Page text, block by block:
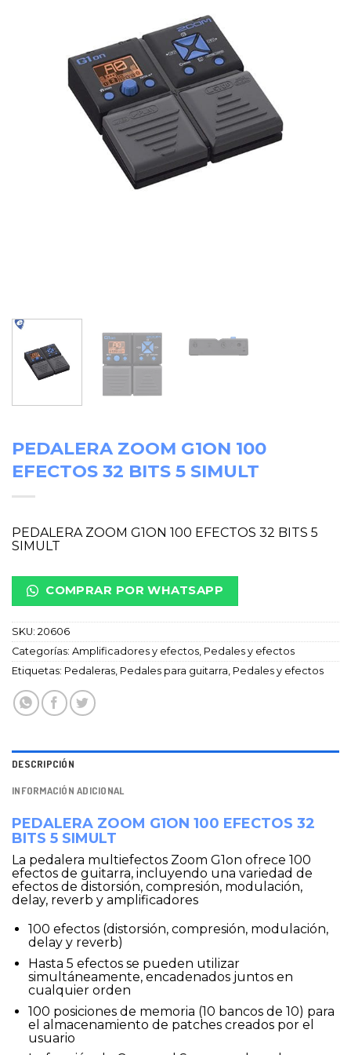
PEDALERA ZOOM G1ON 100
EFECTOS 32 BITS 5 SIMULT
PEDALERA ZOOM G1ON 100 EFECTOS 32 BITS 5
SIMULT
COMPRAR POR WHATSAPP
SKU: 20606
Categorías: Amplificadores y efectos Pedales y efectos
Etiquetas: Pedaleras Pedales para guitarra Pedales y efectos
DESCRIPCIÓN
INFORMACIÓN ADICIONAL
PEDALERA ZOOM G1ON 100 EFECTOS 32
BITS 5 SIMULT
La pedalera multiefectos Zoom G1on ofrece 100
efectos de guitarra, incluyendo una variedad de
efectos de distorsión, compresión, modulación,
delay, reverb y amplificadores
100 efectos (distorsión, compresión, modulación,
delay y reverb)
Hasta 5 efectos se pueden utilizar
simultáneamente, encadenados juntos en
cualquier orden
100 posiciones de memoria (10 bancos de 10) para
el almacenamiento de patches creados por el
usuario